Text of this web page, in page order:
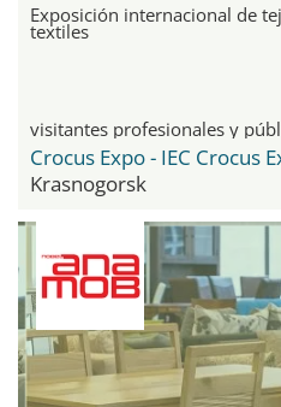
Exposición internacional de
textiles
visitantes profesionales y
Krasnogorsk